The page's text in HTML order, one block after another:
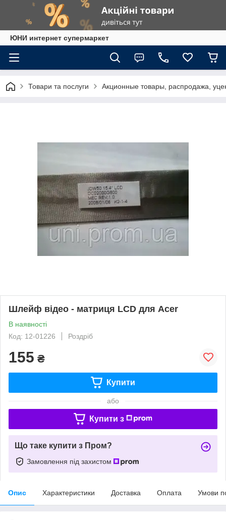
ЮНИ интернет супермаркет
Товари та послуги Акционные товары, распродажа,
Шлейф відео - матриця LCD для Acer
В наявності
Код: 12-01226
Роздріб
155 ₴
Купити
або
Купити з
Що таке купити з Пром?
Замовлення під захистом
Опис Характеристики Доставка Оплата Умови